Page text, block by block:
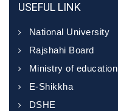
USEFUL LINK
National University
Rajshahi Board
Ministry of education
E-Shikkha
DSHE